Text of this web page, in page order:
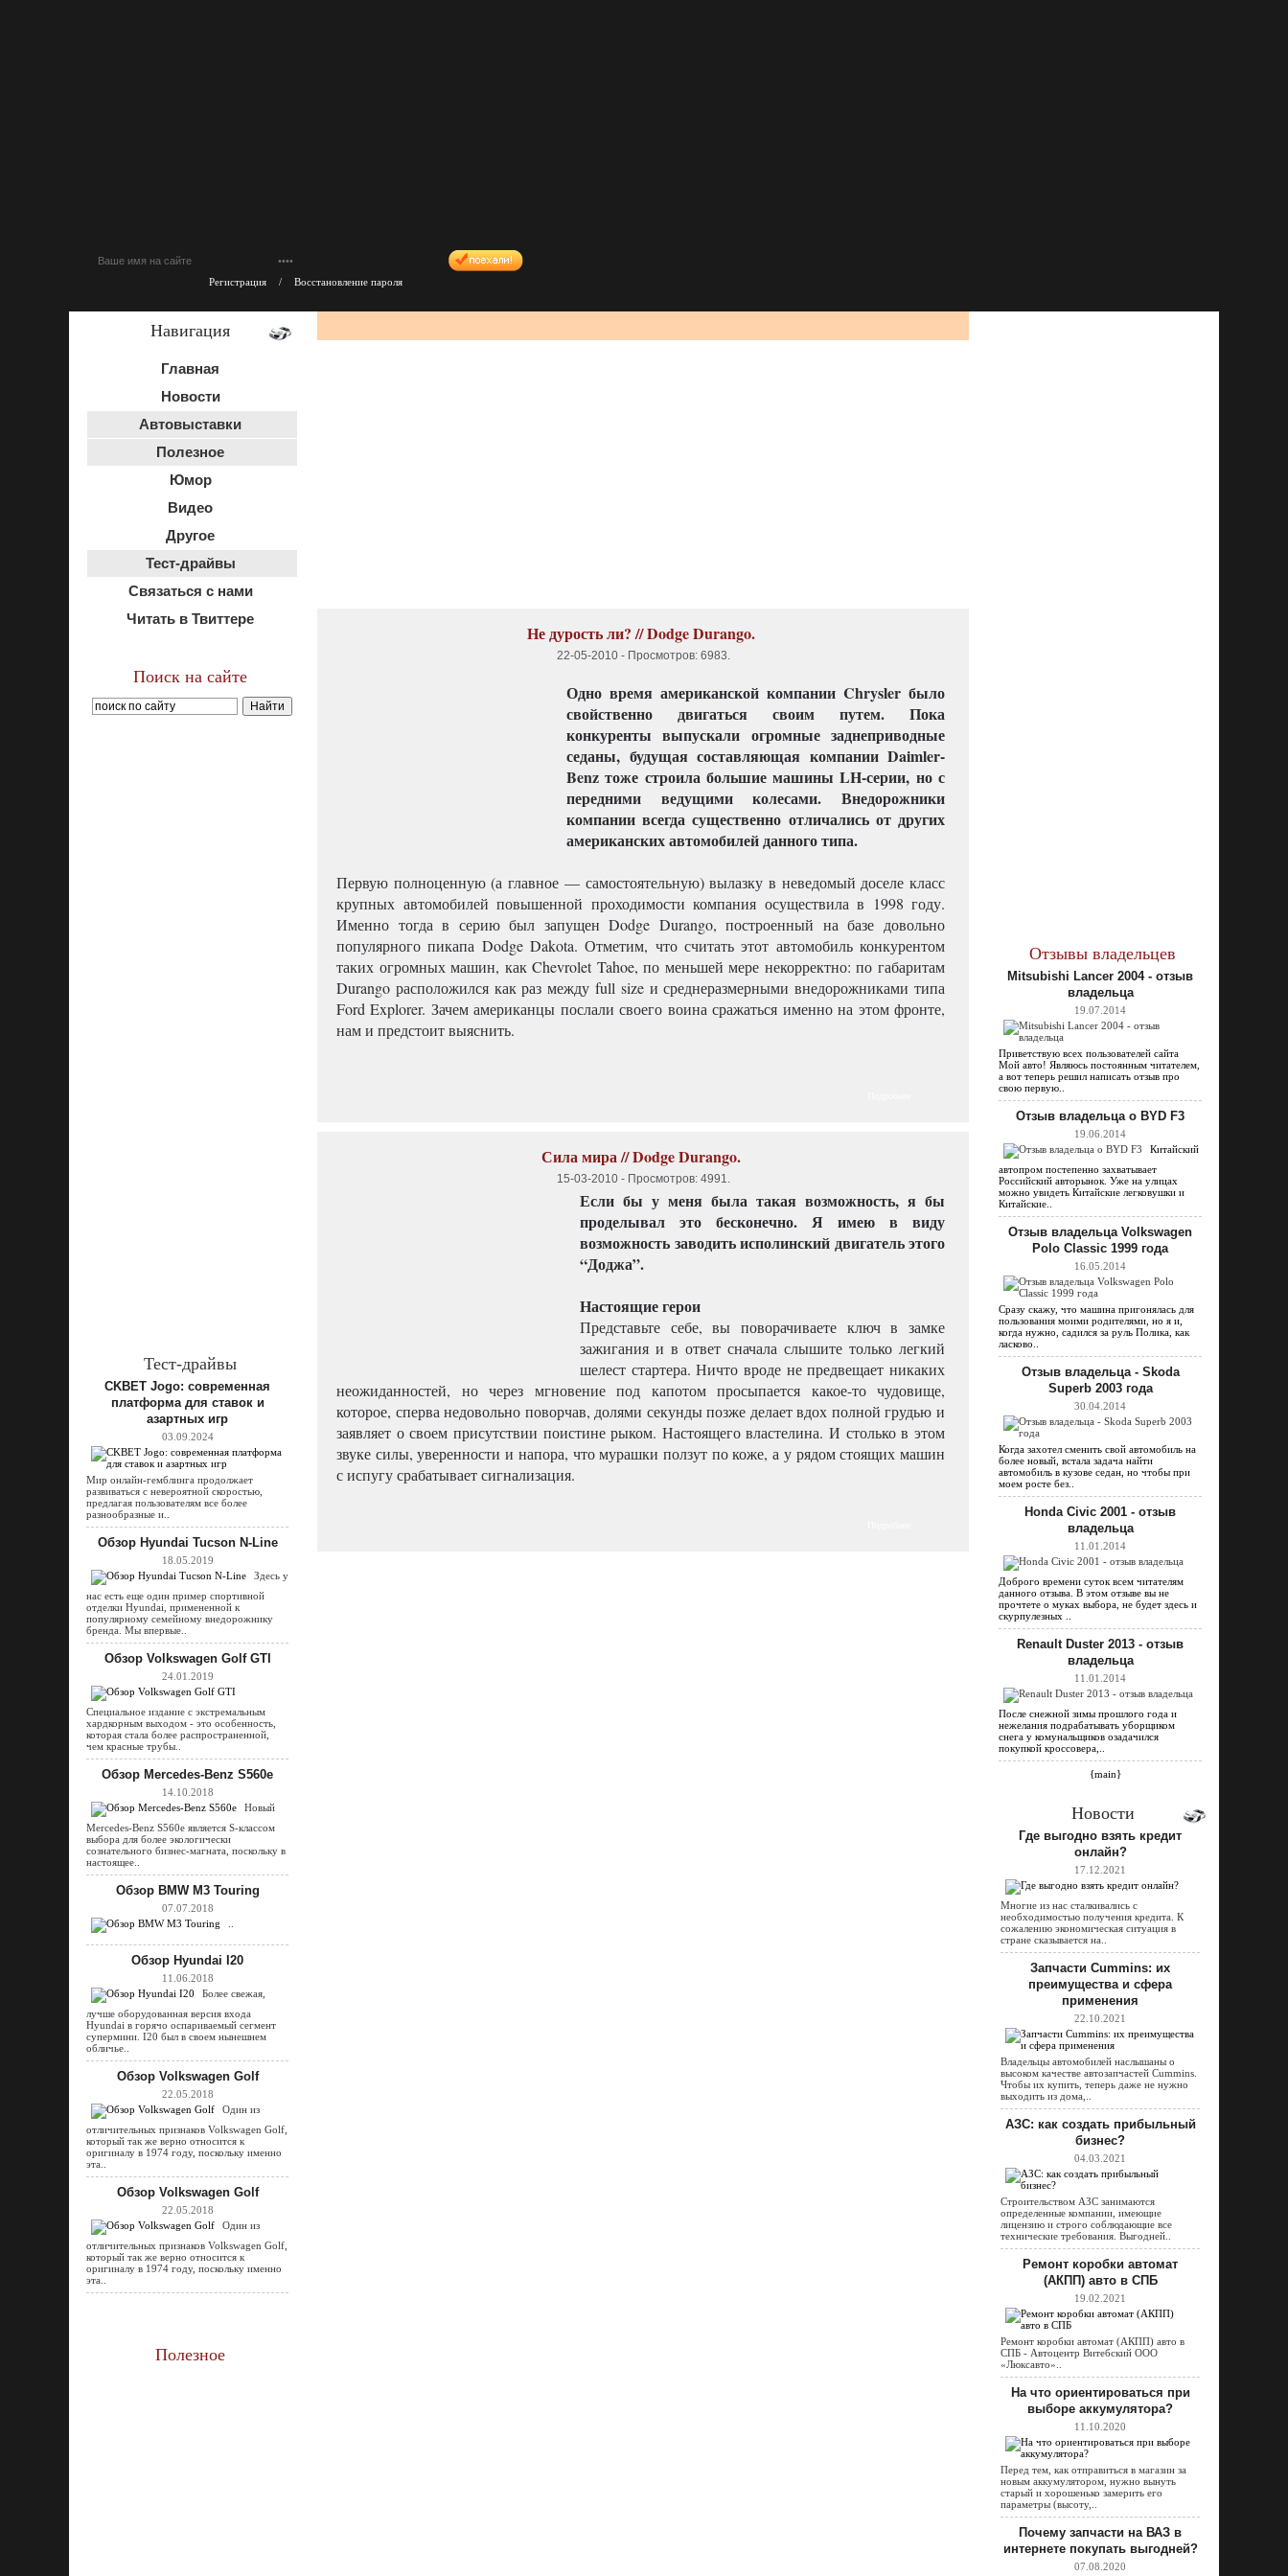
Регистрация / Восстановление пароля
Навигация
Главная
Новости
Автовыставки
Полезное
Юмор
Видео
Другое
Тест-драйвы
Связаться с нами
Читать в Твиттере
Поиск на сайте
Тест-драйвы
CKBET Jogo: современная
платформа для ставок и
азартных игр
03.09.2024
Мир онлайн-гемблинга продолжает
развиваться с невероятной скоростью,
предлагая пользователям все более
разнообразные и..
Обзор Hyundai Tucson N-Line
18.05.2019
Здесь у
нас есть еще один пример спортивной
отделки Hyundai, примененной к
популярному семейному внедорожнику
бренда. Мы впервые..
Обзор Volkswagen Golf GTI
24.01.2019
Специальное издание с экстремальным
хардкорным выходом - это особенность,
которая стала более распространенной,
чем красные трубы..
Обзор Mercedes-Benz S560e
14.10.2018
Новый
Mercedes-Benz S560e является S-классом
выбора для более экологически
сознательного бизнес-магната, поскольку в
настоящее..
Обзор BMW M3 Touring
07.07.2018
Обзор Hyundai I20
11.06.2018
Более свежая,
лучше оборудованная версия входа
Hyundai в горячо оспариваемый сегмент
супермини. I20 был в своем нынешнем
обличье..
Обзор Volkswagen Golf
22.05.2018
Один из
отличительных признаков Volkswagen Golf,
который так же верно относится к
оригиналу в 1974 году, поскольку именно
эта..
Обзор Volkswagen Golf
22.05.2018
Один из
отличительных признаков Volkswagen Golf,
который так же верно относится к
оригиналу в 1974 году, поскольку именно
эта..
Полезное
Не дурость ли? // Dodge Durango.
22-05-2010- Просмотров: 6983.
Одно время американской компании Chrysler было
свойственно двигаться своим путем. Пока
конкуренты выпускали огромные заднеприводные
седаны, будущая составляющая компании Daimler-
Benz тоже строила большие машины LH-серии, но с
передними ведущими колесами. Внедорожники
компании всегда существенно отличались от других
американских автомобилей данного типа.
Первую полноценную (а главное — самостоятельную) вылазку в неведомый доселе класс
крупных автомобилей повышенной проходимости компания осуществила в 1998 году.
Именно тогда в серию был запущен Dodge Durango, построенный на базе довольно
популярного пикапа Dodge Dakota. Отметим, что считать этот автомобиль конкурентом
таких огромных машин, как Chevrolet Tahoe, по меньшей мере некорректно: по габаритам
Durango расположился как раз между full size и среднеразмерными внедорожниками типа
Ford Explorer. Зачем американцы послали своего воина сражаться именно на этом фронте,
нам и предстоит выяснить.
Сила мира // Dodge Durango.
15-03-2010- Просмотров: 4991.
Если бы у меня была такая возможность, я бы
проделывал это бесконечно. Я имею в виду
возможность заводить исполинский двигатель этого
“Доджа”.
Настоящие герои
Представьте себе, вы поворачиваете ключ в замке
зажигания и в ответ сначала слышите только легкий
шелест стартера. Ничто вроде не предвещает никаких
неожиданностей, но через мгновение под капотом просыпается какое-то чудовище,
которое, сперва недовольно поворчав, долями секунды позже делает вдох полной грудью и
заявляет о своем присутствии поистине рыком. Настоящего властелина. И столько в этом
звуке силы, уверенности и напора, что мурашки ползут по коже, а у рядом стоящих машин
с испугу срабатывает сигнализация.
Отзывы владельцев
Mitsubishi Lancer 2004 - отзыв
владельца
19.07.2014
Приветствую всех пользователей сайта
Мой авто! Являюсь постоянным читателем,
а вот теперь решил написать отзыв про
свою первую..
Отзыв владельца о BYD F3
19.06.2014
Китайский
автопром постепенно захватывает
Российский авторынок. Уже на улицах
можно увидеть Китайские легковушки и
Китайские..
Отзыв владельца Volkswagen
Polo Classic 1999 года
16.05.2014
Сразу скажу, что машина пригонялась для
пользования моими родителями, но я и,
когда нужно, садился за руль Полика, как
ласково..
Отзыв владельца - Skoda
Superb 2003 года
30.04.2014
Когда захотел сменить свой автомобиль на
более новый, встала задача найти
автомобиль в кузове седан, но чтобы при
моем росте без..
Honda Civic 2001 - отзыв
владельца
11.01.2014
Доброго времени суток всем читателям
данного отзыва. В этом отзыве вы не
прочтете о муках выбора, не будет здесь и
скурпулезных ..
Renault Duster 2013 - отзыв
владельца
11.01.2014
После снежной зимы прошлого года и
нежелания подрабатывать уборщиком
снега у комунальщиков озадачился
покупкой кроссовера,..
{main}
Новости
Где выгодно взять кредит
онлайн?
17.12.2021
Многие из нас сталкивались с
необходимостью получения кредита. К
сожалению экономическая ситуация в
стране сказывается на..
Запчасти Cummins: их
преимущества и сфера
применения
22.10.2021
Владельцы автомобилей наслышаны о
высоком качестве автозапчастей Cummins.
Чтобы их купить, теперь даже не нужно
выходить из дома,..
АЗС: как создать прибыльный
бизнес?
04.03.2021
Строительством АЗС занимаются
определенные компании, имеющие
лицензию и строго соблюдающие все
технические требования. Выгодней..
Ремонт коробки автомат
(АКПП) авто в СПБ
19.02.2021
Ремонт коробки автомат (АКПП) авто в
СПБ - Автоцентр Витебский ООО
«Люксавто»..
На что ориентироваться при
выборе аккумулятора?
11.10.2020
Перед тем, как отправиться в магазин за
новым аккумулятором, нужно вынуть
старый и хорошенько замерить его
параметры (высоту,..
Почему запчасти на ВАЗ в
интернете покупать выгодней?
07.08.2020